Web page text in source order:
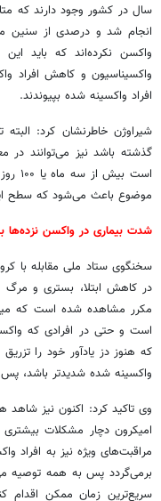
سال در کشور وجود دارند که
انجام شد و درصدی از سنین
واکسن نکرده‌اند که باید این
واکسیناسیون و کاهش افراد
افراد واکسینه شده بپیوندند.
شیراوژن خاطرنشان کرد:
گذشته باشد نیز می‌توانند
است
موضوع باعث می‌شود که سطح
شدت بیماری در واکسن نزده‌ها
سخنگوی ستاد ملی مقابله با
در کاهش ابتلا، بستری و مرگ
مکرر مشاهده شده است که
است و حتی در افرادی که
که هنوز دز یادآور خود را
واکسینه شده شدیدتر باشد،
وی تاکید کرد: اکنون نیز
امیکرون دچار مشکلات
مراقبت‌های ویژه نیز به افراد
برمی‌گردد پس به همه توصیه
سریع‌ترین زمان ممکن اقدام